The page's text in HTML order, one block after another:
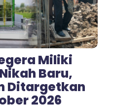
Miliki
Baru,
Ditargetkan
2026